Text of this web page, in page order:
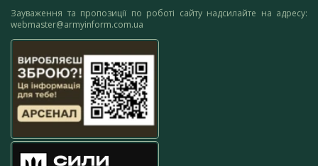
Зауваження та пропозиції по роботі сайту надсилайте на адресу:
webmaster@armyinform.com.ua